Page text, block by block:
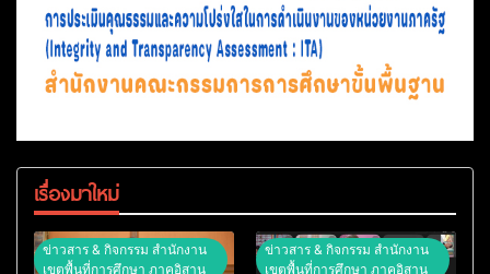
เรื่องมาใหม่
ข่าวสาร & กิจกรรม สำนักงาน
เขตพื้นที่การศึกษา ภาคอิสาน
ข่าวสาร & กิจกรรม สำนักงาน
เขตพื้นที่การศึกษา ภาคอิสาน